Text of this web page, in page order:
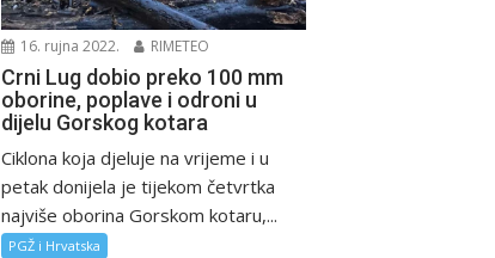
16. rujna 2022. RIMETEO
Crni Lug dobio preko 100 mm
oborine, poplave i odroni u
dijelu Gorskog kotara
Ciklona koja djeluje na vrijeme i u
petak donijela je tijekom četvrtka
najviše oborina Gorskom kotaru,...
PGŽ i Hrvatska